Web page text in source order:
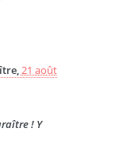
21 août
! Y